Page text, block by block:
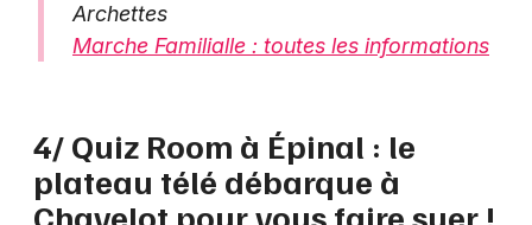
Archettes
Marche Familialle : toutes les informations
4/ Quiz Room à Épinal : le
plateau télé débarque à
Chavelot pour vous faire suer !